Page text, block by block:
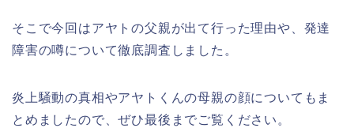
そこで今回はアヤトの父親が出て行った理由や、発達
障害の噂について徹底調査しました。
炎上騒動の真相やアヤトくんの母親の顔についてもま
とめましたので、ぜひ最後までご覧ください。